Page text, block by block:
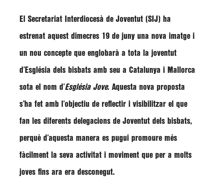
El Secretariat Interdiocesà de Joventut (SIJ) ha
estrenat aquest dimecres 19 de juny una nova imatge i
un nou concepte que englobarà a tota la joventut
d’Església dels bisbats amb seu a Catalunya i Mallorca
sota el nom d’Església Jove. Aquesta nova proposta
s’ha fet amb l’objectiu de reflectir i visibilitzar el que
fan les diferents delegacions de Joventut dels bisbats,
perquè d’aquesta manera es pugui promoure més
fàcilment la seva activitat i moviment que per a molts
joves fins ara era desconegut.